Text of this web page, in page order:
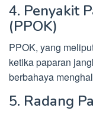
4. Penyakit
(PPOK)
PPOK, yang
ketika paparan
berbahaya
5. Radang